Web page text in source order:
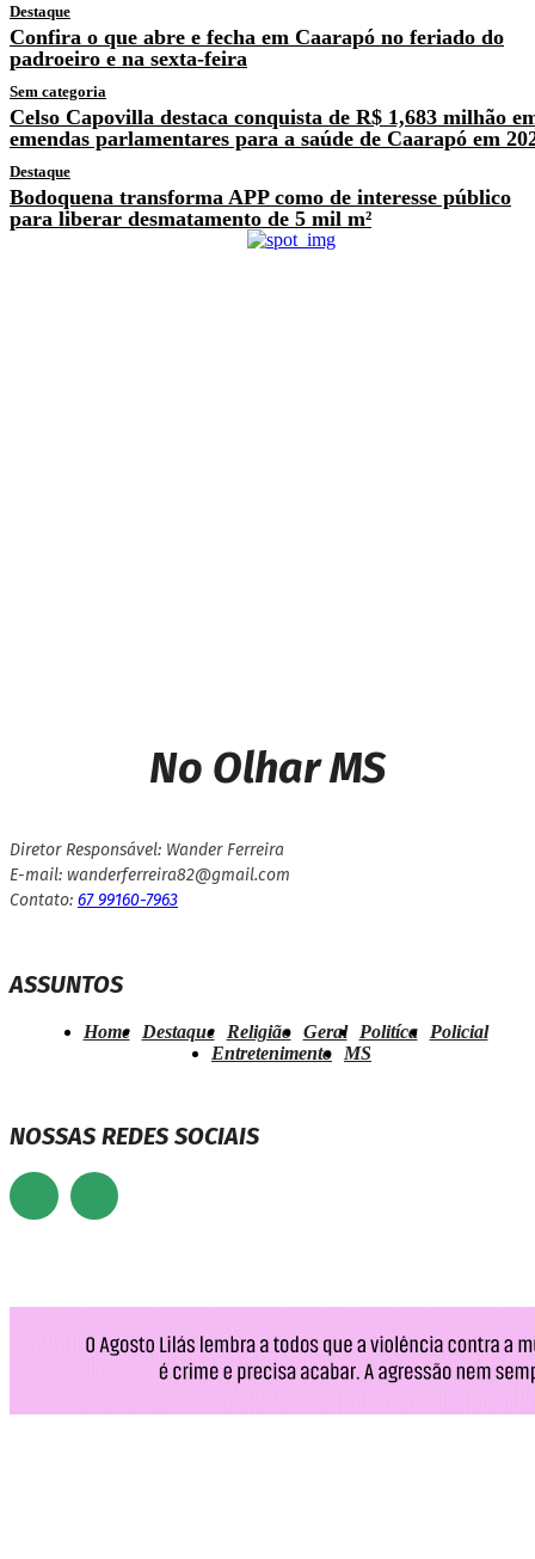
Destaque
Confira o que abre e fecha em Caarapó no feriado do
padroeiro e na sexta-feira
Sem categoria
Celso Capovilla destaca conquista de R$ 1,683 milhão
emendas parlamentares para a saúde de Caarapó em
Destaque
Bodoquena transforma APP como de interesse público
para liberar desmatamento de 5 mil m²
No Olhar MS
Diretor Responsável: Wander Ferreira
E-mail: wanderferreira82@gmail.com
Contato: 67 99160-7963
ASSUNTOS
Home Destaque Religião Geral Politíca
Policial
Entretenimento
MS
NOSSAS REDES SOCIAIS